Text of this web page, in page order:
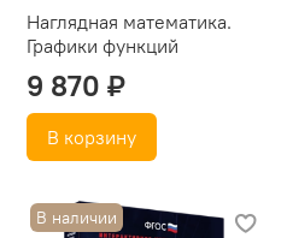
Наглядная математика.
Графики функций
9 870 ₽
В корзину
В наличии